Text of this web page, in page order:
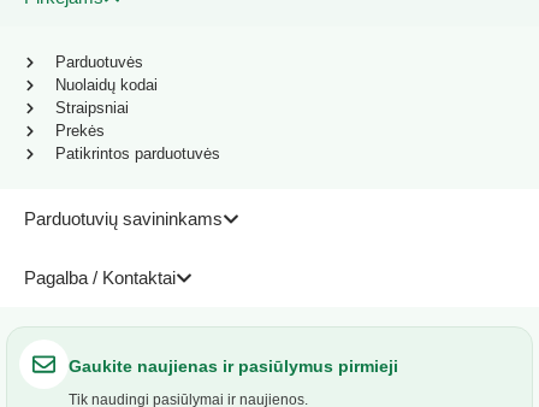
Parduotuvių savininkams
Pagalba / Kontaktai
Parduotuvės
Nuolaidų kodai
Straipsniai
Prekės
Patikrintos parduotuvės
Gaukite naujienas ir pasiūlymus pirmieji
Tik naudingi pasiūlymai ir naujienos.